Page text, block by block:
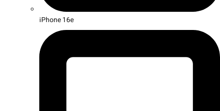
iPhone 16e